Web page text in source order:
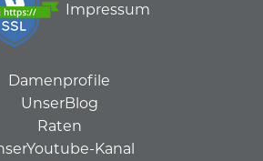
Impressum
Damenprofile
UnserBlog
Raten
Kanal